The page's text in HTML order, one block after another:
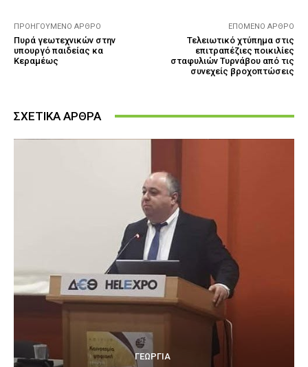
ΠΡΟΗΓΟΎΜΕΝΟ ΆΡΘΡΟ
Πυρά γεωτεχνικών στην
υπουργό παιδείας κα
Κεραμέως
ΕΠΌΜΕΝΟ ΆΡΘΡΟ
Τελειωτικό χτύπημα στις
επιτραπέζιες ποικιλίες
σταφυλιών Τυρνάβου από τις
συνεχείς βροχοπτώσεις
ΣΧΕΤΙΚΑ ΑΡΘΡΑ
ΓΕΩΡΓΊΑ